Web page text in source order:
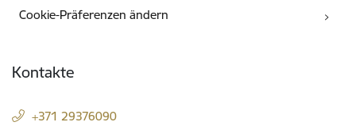
Cookie-Präferenzen ändern
Kontakte
+371 29376090